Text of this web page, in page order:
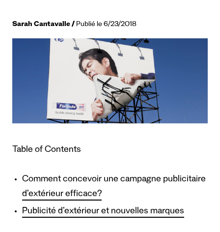
Sarah Cantavalle Publié le 6/23/2018
Table of Contents
Comment concevoir une campagne publicitaire
d’extérieur efficace?
Publicité d’extérieur et nouvelles marques